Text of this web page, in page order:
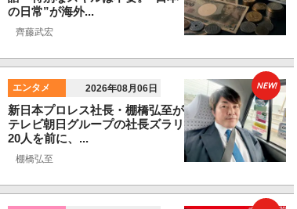
の日常”が海外...
齊藤武宏
エンタメ 2026年08月06日
新日本プロレス社長・棚橋弘至が
テレビ朝日グループの社長ズラリ
20人を前に、...
棚橋弘至
NEW!